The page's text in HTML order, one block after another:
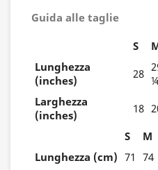
Guida alle taglie
S
Lunghezza
(inches)
28 ¼
Larghezza
(inches)
18
S
M
Lunghezza (cm) 71 74